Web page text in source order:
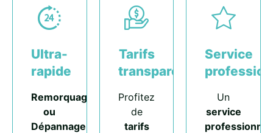
Ultra-
rapide
Remorquage
ou
Dépannage
Tarifs
transparents
Profitez
de
tarifs
Service
Un
service
professionnel